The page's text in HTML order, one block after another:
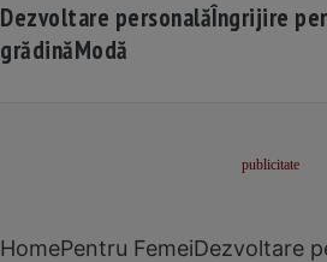
Dezvoltare personalăÎngrijire
grădinăModă
HomePentru FemeiDezvoltare